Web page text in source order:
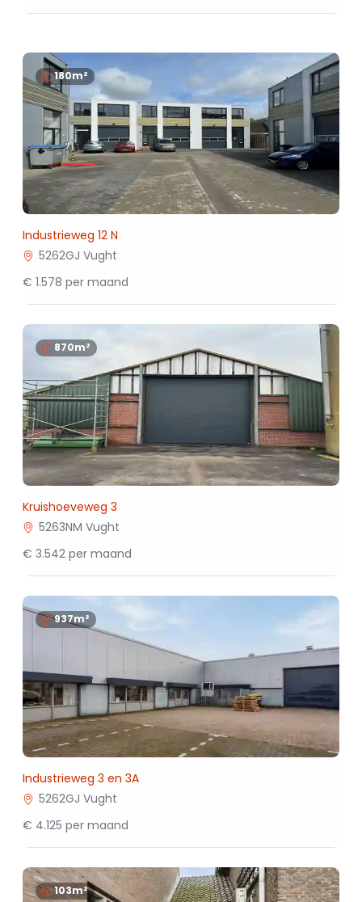
180m²
Industrieweg 12 N
5262GJ Vught
€ 1.578 per maand
870m²
Kruishoeveweg 3
5263NM Vught
€ 3.542 per maand
937m²
Industrieweg 3 en 3A
5262GJ Vught
€ 4.125 per maand
103m²